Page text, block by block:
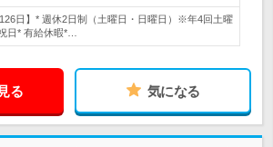
日】* 週休2日制（土曜日・日曜日）※年4回土曜
日* 有給休暇*…
る 気になる